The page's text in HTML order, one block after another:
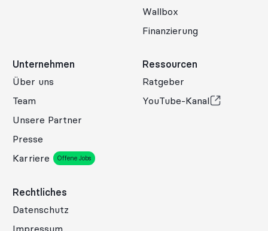
Wallbox
Finanzierung
Unternehmen
Über uns
Team
Unsere Partner
Presse
Karriere
Offene Jobs
Ressourcen
Ratgeber
YouTube-Kanal
Rechtliches
Datenschutz
Impressum